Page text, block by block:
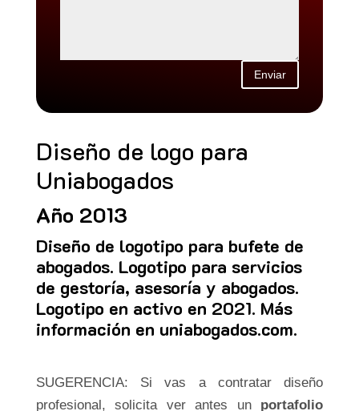
Enviar
Diseño de logo para
Uniabogados
Año 2013
Diseño de logotipo para bufete de
abogados. Logotipo para servicios
de gestoría, asesoría y abogados.
Logotipo en activo en 2021. Más
información en uniabogados.com.
SUGERENCIA: Si vas a contratar diseño
profesional, solicita ver antes un portafolio